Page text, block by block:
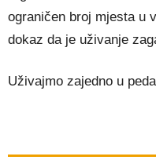
ograničen broj mjesta u
dokaz da je uživanje
Uživajmo zajedno u